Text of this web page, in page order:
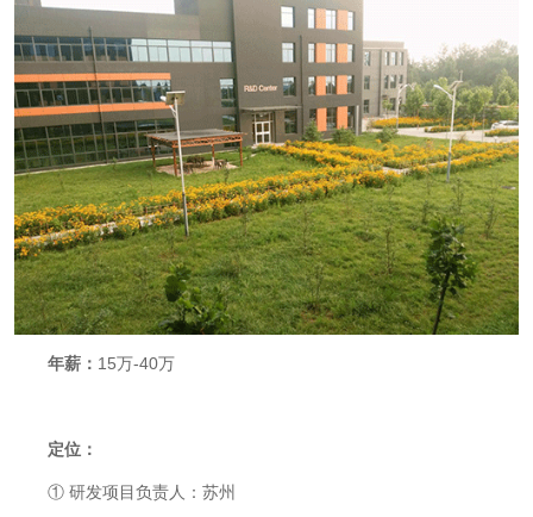
年薪： 15万-40万
定位：
① 研发项目负责人：苏州